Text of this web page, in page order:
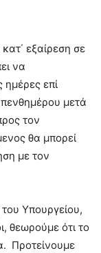
εξαίρεση σε
να
ημέρες επί
μετά
τον
θα μπορεί
με τον
Υπουργείου,
θεωρούμε ότι το
Προτείνουμε